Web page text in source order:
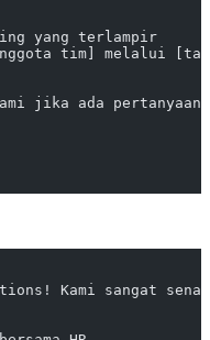
yang terlampir
tim] melalui
jika ada
Kami sangat